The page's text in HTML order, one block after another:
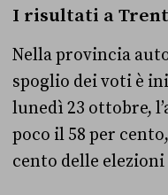
I risultati a
Nella provincia
spoglio dei voti è
lunedì 23 ottobre,
poco il 58 per
cento delle